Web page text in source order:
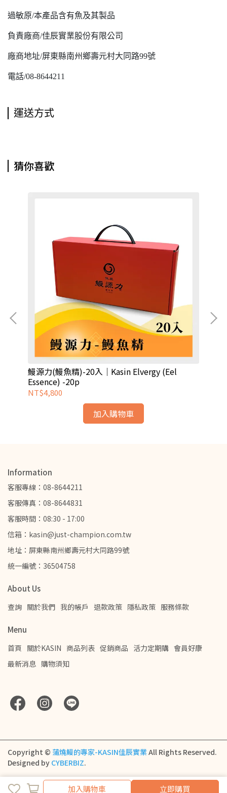
加入購物車
加入購物車 立即購買
過敏原/本產品含有魚及其製品
負責廠商/佳辰實業股份有限公司
廠商地址/屏東縣南州鄉壽元村大同路99號
電話/08-8644211
運送方式
猜你喜歡
鰻源力(鰻魚精)-20入｜Kasin Elvergy (Eel
Essence) -20p
NT$4,800
加入購物車
Information
客服專線：08-8644211
客服傳真：08-8644831
客服時間：08:30 - 17:00
信箱：kasin@just-champion.com.tw
地址：屏東縣南州鄉壽元村大同路99號
統一編號：36504758
About Us
查詢 關於我們 我的帳戶 退款政策 隱私政策 服務條款
Menu
首頁 關於KASIN 商品列表 促銷商品 活力定期購 會員好康
最新消息 購物須知
Copyright © 蒲燒鰻的專家-KASIN佳辰實業All Rights Reserved.
Designed by CYBERBIZ.